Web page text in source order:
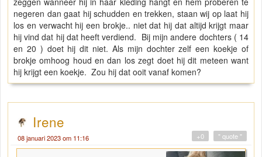
negeren dan gaat hij schudden en trekken, staan wij op laat hij
los en verwacht hij een brokje.. niet dat hij dat altijd krijgt maar
hij vind dat hij dat heeft verdiend. Bij mijn andere dochters ( 14
en 20 ) doet hij dit niet. Als mijn dochter zelf een koekje of
brokje omhoog houd en dan los zegt doet hij dit meteen want
hij krijgt een koekje. Zou hij dat ooit vanaf komen?
Irene
08 januari 2023 om 11:16 " quote "
+0